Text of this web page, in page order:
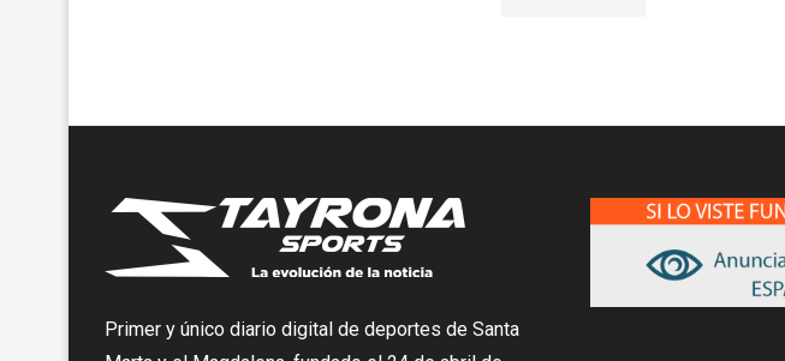
Primer y único diario digital de deportes de Santa